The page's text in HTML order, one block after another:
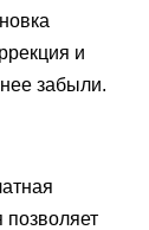
и
забыли.
позволяет